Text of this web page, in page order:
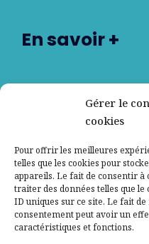
Gérer le
cookies
Pour offrir les meilleures
telles que les cookies pour
appareils. Le fait de consentir à
traiter des données telles que
ID uniques sur ce site. Le fait
consentement peut avoir un
caractéristiques et fonctions.
En savoir +
Nos partenaires
Contactez-nous
Mentions légales